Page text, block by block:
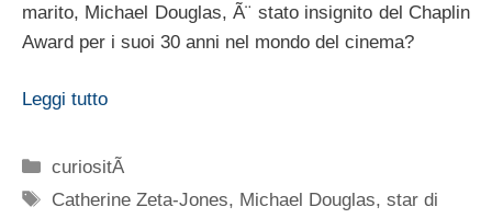
marito, Michael Douglas, Ã¨ stato insignito del Chaplin
Award per i suoi 30 anni nel mondo del cinema?
Leggi tutto
Categorie
curiositÃ
Tag
Catherine Zeta-Jones, Michael Douglas,star di